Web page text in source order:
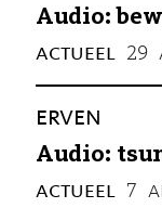
Audio:
actueel 29
erven
Audio:
actueel 7